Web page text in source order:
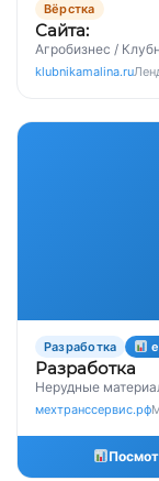
Вёрстка
Сайта:
Агробизнес /
klubnikamalina.ru
Разработка
Разработка
Нерудные
мехтранссервис.рф